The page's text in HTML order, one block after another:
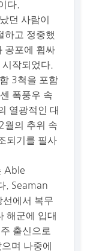
다.
던 사람이
하고 정중했
공포에 휩싸
작되었다.
3척을 포함
폭풍우 속
열광적인 대
월의 추위 속
되기를 필사
Able
. Seaman
선에서 복무
해군에 입대
출신으로
며 나중에